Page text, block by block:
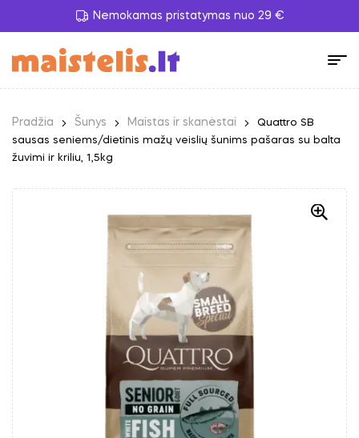
Nemokamas pristatymas nuo 29 €
Pradžia Šunys Maistas ir skanėstai
Quattro SB
sausas seniems/dietinis mažų veislių šunims pašaras su balta
žuvimi ir kriliu, 1,5kg